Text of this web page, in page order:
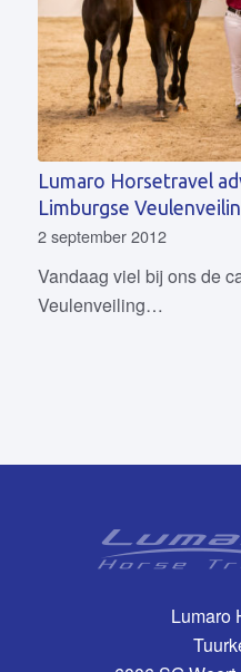
Lumaro Horsetravel
Limburgse
2 september 2012
Vandaag viel bij ons de
Veulenveiling…
Lumaro